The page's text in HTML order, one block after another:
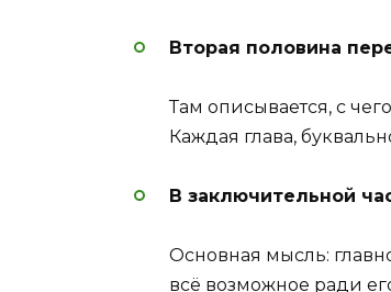
Вторая половина
Там описывается, с
Каждая глава,
В заключительной
Основная мысль:
всё возможное ради